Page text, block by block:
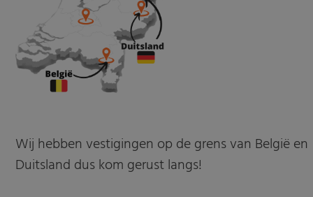
Wij hebben vestigingen op de grens van België en
Duitsland dus kom gerust langs!